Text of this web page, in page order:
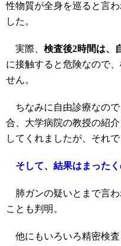
性物質が全身を巡ると言
した。
実際、 検査後2時間は、
に接触すると危険なので
せん。
ちなみに自由診療なので
合、大学病院の教授の紹
してくれましたが、それ
そして、結果はまったく
肺ガンの疑いとまで言わ
ことも判明。
他にもいろいろ精密検